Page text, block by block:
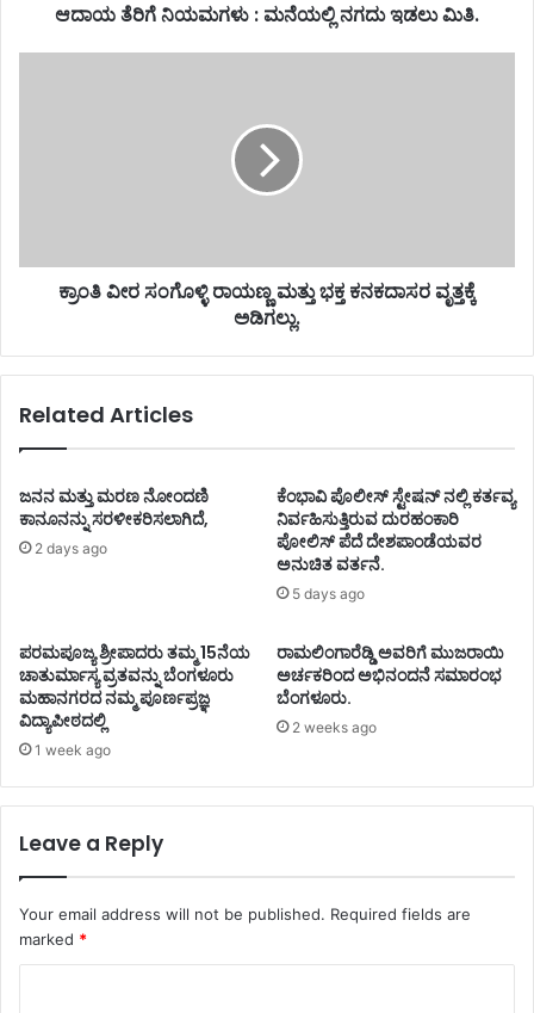
ಆದಾಯ ತೆರಿಗೆ ನಿಯಮಗಳು : ಮನೆಯಲ್ಲಿ ನಗದು ಇಡಲು ಮಿತಿ.
ಕ್ರಾಂತಿ ವೀರ ಸಂಗೊಳ್ಳಿ ರಾಯಣ್ಣ ಮತ್ತು ಭಕ್ತ ಕನಕದಾಸರ ವೃತ್ತಕ್ಕೆ
ಅಡಿಗಲ್ಲು.
Related Articles
ಜನನ ಮತ್ತು ಮರಣ ನೋಂದಣಿ
ಕಾನೂನನ್ನು ಸರಳೀಕರಿಸಲಾಗಿದೆ,
2 days ago
ಕೆಂಭಾವಿ ಪೊಲೀಸ್ ಸ್ಟೇಷನ್ ನಲ್ಲಿ ಕರ್ತವ್ಯ
ನಿರ್ವಹಿಸುತ್ತಿರುವ ದುರಹಂಕಾರಿ
ಪೋಲಿಸ್ ಪೆದೆ ದೇಶಪಾಂಡೆಯವರ
ಅನುಚಿತ ವರ್ತನೆ.
5 days ago
ಪರಮಪೂಜ್ಯ ಶ್ರೀಪಾದರು ತಮ್ಮ 15ನೆಯ
ಚಾತುರ್ಮಾಸ್ಯ ವ್ರತವನ್ನು ಬೆಂಗಳೂರು
ಮಹಾನಗರದ ನಮ್ಮ ಪೂರ್ಣಪ್ರಜ್ಞ
ವಿದ್ಯಾಪೀಠದಲ್ಲಿ
1 week ago
ರಾಮಲಿಂಗಾರೆಡ್ಡಿ ಅವರಿಗೆ ಮುಜರಾಯಿ
ಅರ್ಚಕರಿಂದ ಅಭಿನಂದನೆ ಸಮಾರಂಭ
ಬೆಂಗಳೂರು.
2 weeks ago
Leave a Reply
Your email address will not be published. Required fields are
marked *